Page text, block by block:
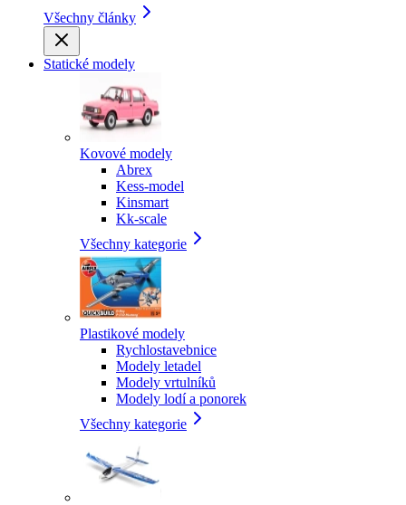
Všechny články
Statické modely
Kovové modely
Abrex
Kess-model
Kinsmart
Kk-scale
Všechny kategorie
Plastikové modely
Rychlostavebnice
Modely letadel
Modely vrtulníků
Modely lodí a ponorek
Všechny kategorie